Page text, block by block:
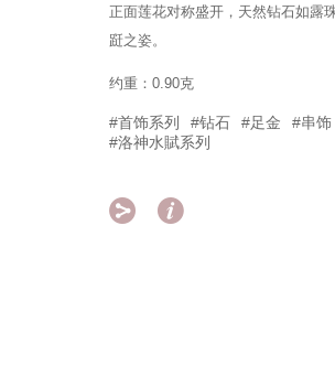
正面莲花对称盛开，天然钻石如露
跹之姿。
约重：0.90克
#首饰系列 #钻石 #足金 #串饰
#洛神水賦系列
 